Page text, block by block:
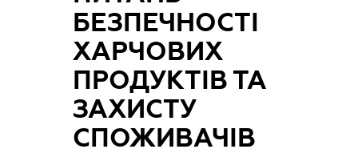
БЕЗПЕЧНОСТІ
ХАРЧОВИХ
ПРОДУКТІВ ТА
ЗАХИСТУ
СПОЖИВАЧІВ